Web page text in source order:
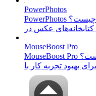
PowerPhotos
PowerPhotos چیست؟ PowerPhotos نرم‌افزاری کاربردی
MouseBoost Pro
MouseBoost Pro چیست؟ MouseBoost Pro نرم‌افزاری